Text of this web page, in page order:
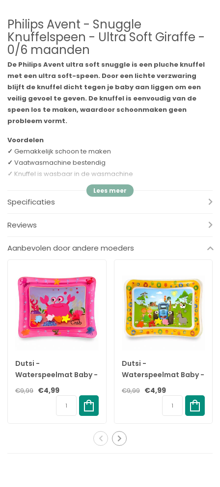
Philips Avent - Snuggle
Knuffelspeen - Ultra Soft Giraffe -
0/6 maanden
De Philips Avent ultra soft snuggle is een pluche knuffel
met een ultra soft-speen. Door een lichte verzwaring
blijft de knuffel dicht tegen je baby aan liggen om een
veilig gevoel te geven. De knuffel is eenvoudig van de
speen los te maken, waardoor schoonmaken geen
probleem vormt.
Voordelen
✓ Gemakkelijk schoon te maken
✓ Vaatwasmachine bestendig
✓ Knuffel is wasbaar in de wasmachine
Fopspeen kan worden gesteriliseerd
Niet meer eindeloos zoeken naar fopspenen! Het knuffeldier
zachte knuffeldier. De knuffel is gemaakt van zachte stof en de
verzwaarde pootjes zorgen dat de fopspeen op zijn plek blijft.
Knuffeldier is compatibel met alle Philips Avent
fopspenen
Het knuffeldier is compatibel met alle Philips Avent-fopspenen.
Je kunt het dus combineren hoe je maar wil en op die manier
Kies je favoriete dier of spaar ze allemaal
dieren: giraffe, aap, olifant of zeehond. Onze zachte
knuffeldieren zijn een kalmerend en lief vriendje voor je baby. En
als je baby ontspannen is, kun jij ook ontspannen.
Verwijderbaar voor eenvoudig schoonmaken
Het knuffeldier is gemakkelijk van de ultra soft-fopspeen te
Specificaties
Reviews
Aanbevolen door andere moeders
Dutsi -
Waterspeelmat Baby -
Watermat - Stimuleert
Motorische
Ontwikkeling - BPA Vrij
€9,99 €4,99
Dutsi -
Waterspeelmat Baby -
Watermat - Stimuleert
Motorische
Ontwikkeling - BPA Vrij
Kraamcadeau -
66x51cm – Geel
€9,99 €4,99